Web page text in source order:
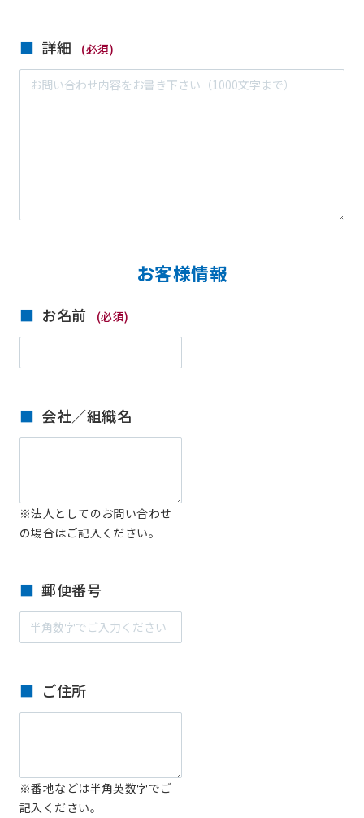
詳細 (必須)
お客様情報
お名前 (必須)
会社／組織名
※法人としてのお問い合わせ
の場合はご記入ください。
郵便番号
ご住所
※番地などは半角英数字でご
記入ください。